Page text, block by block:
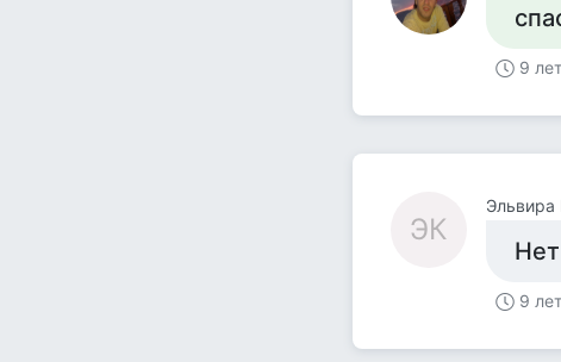
9 лет
ЭК
Эльвира
Нет
9 лет